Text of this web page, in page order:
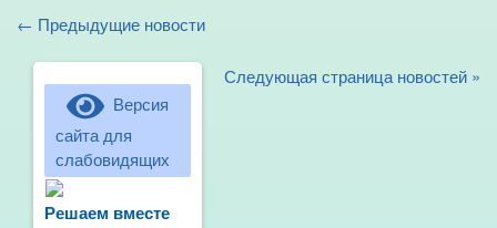
← Предыдущие новости
Следующая страница новостей »
Версия
сайта для
слабовидящих
Решаем вместе
Хотите рассказать о воспитателях?